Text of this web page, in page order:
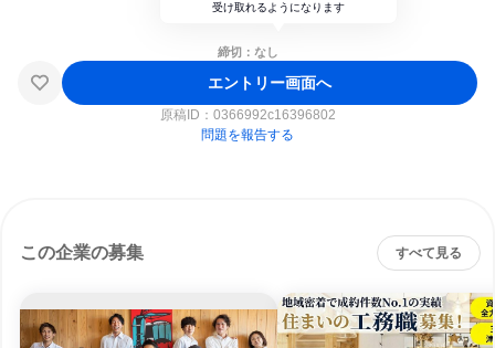
受け取れるようになります
締切：なし
エントリー画面へ
原稿ID： 0366992c16396802
問題を報告する
この企業の募集 すべて見る